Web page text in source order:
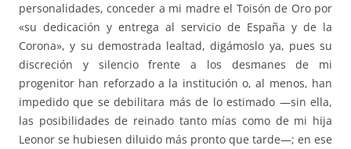
personalidades, conceder a mi madre el Toisón de Oro por
«su dedicación y entrega al servicio de España y de la
Corona», y su demostrada lealtad, digámoslo ya, pues su
discreción y silencio frente a los desmanes de mi
progenitor han reforzado a la institución o, al menos, han
impedido que se debilitara más de lo estimado —sin ella,
las posibilidades de reinado tanto mías como de mi hija
Leonor se hubiesen diluido más pronto que tarde—; en ese